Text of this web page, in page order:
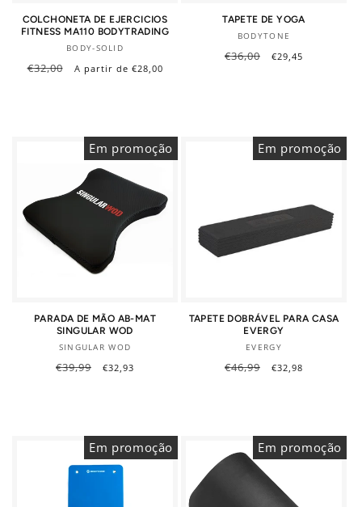
COLCHONETA DE EJERCICIOS
FITNESS MA110 BODYTRADING
Fornecedor:
BODY-SOLID
Preço
€32,00
Preço
A partir de €28,00
TAPETE DE YOGA
Fornecedor:
BODYTONE
Preço
€36,00
Preço
€29,45
Em promoção
PARADA DE MÃO AB-MAT
SINGULAR WOD
Fornecedor:
SINGULAR WOD
Preço
€39,99
Preço
€32,93
Em promoção
TAPETE DOBRÁVEL PARA CASA
EVERGY
Fornecedor:
EVERGY
Preço
€46,99
Preço
€32,98
Em promoção Em promoção